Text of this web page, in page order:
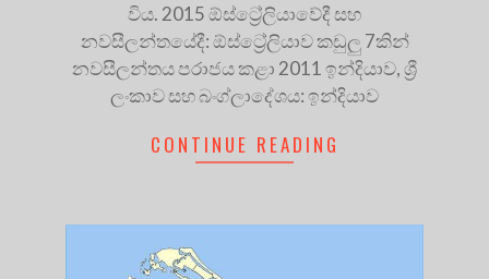
විය. 2015 ඕස්ට්‍රේලියාවේදී සහ
නවසීලන්තයේදී: ඕස්ට්‍රේලියාව කඩුලු 7කින්
නවසීලන්තය පරාජය කළා 2011 ඉන්දියාව, ශ්‍රී
ලංකාව සහ බංග්ලාදේශය: ඉන්දියාව
CONTINUE READING